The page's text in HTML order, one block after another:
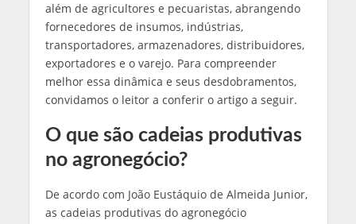
além de agricultores e pecuaristas, abrangendo
fornecedores de insumos, indústrias,
transportadores, armazenadores, distribuidores,
exportadores e o varejo. Para compreender
melhor essa dinâmica e seus desdobramentos,
convidamos o leitor a conferir o artigo a seguir.
O que são cadeias produtivas
no agronegócio?
De acordo com João Eustáquio de Almeida Junior,
as cadeias produtivas do agronegócio